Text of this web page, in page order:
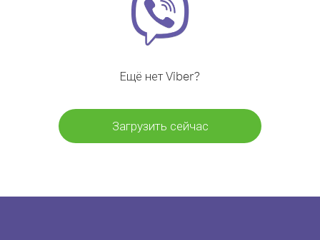
Ещё нет Viber?
Загрузить сейчас